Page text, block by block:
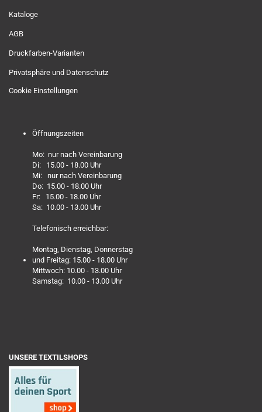
Kataloge
AGB
Druckfarben-Varianten
Privatsphäre und Datenschutz
Cookie Einstellungen
Öffnungszeiten
Mo: nur nach Vereinbarung
Di: 15.00 - 18.00 Uhr
Mi: nur nach Vereinbarung
Do: 15.00 - 18.00 Uhr
Fr: 15.00 - 18.00 Uhr
Sa: 10.00 - 13.00 Uhr
Telefonisch erreichbar:
Montag, Dienstag, Donnerstag
und Freitag: 15.00 - 18.00 Uhr
Mittwoch: 10.00 - 13.00 Uhr
Samstag: 10.00 - 13.00 Uhr
UNSERE TEXTILSHOPS